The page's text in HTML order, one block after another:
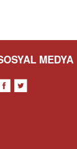
MEDYA